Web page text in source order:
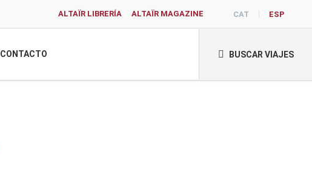
ALTAÏR LIBRERÍA ALTAÏR MAGAZINE CAT ESP
CONTACTO BUSCAR VIAJES